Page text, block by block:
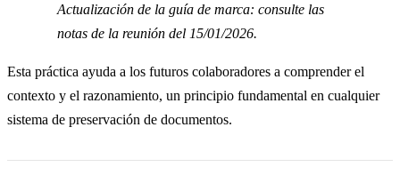
Actualización de la guía de marca: consulte las
notas de la reunión del 15/01/2026.
Esta práctica ayuda a los futuros colaboradores a comprender el
contexto y el razonamiento, un principio fundamental en cualquier
sistema de preservación de documentos.